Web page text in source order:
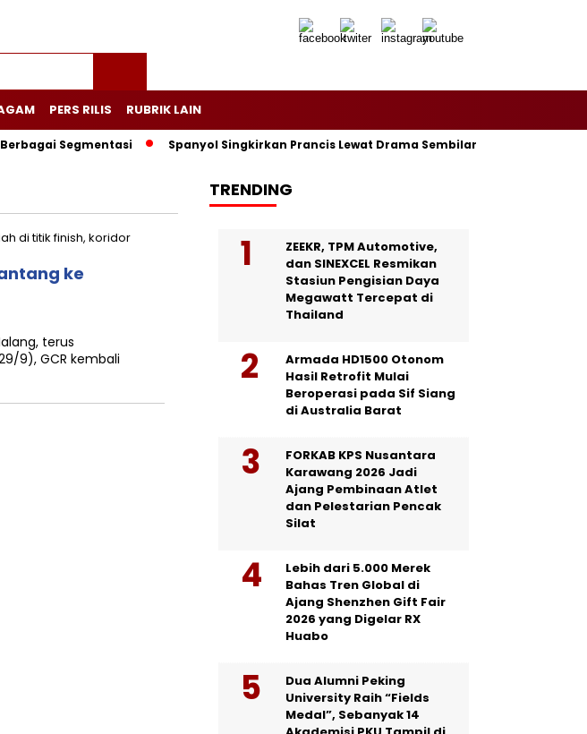
PERS RILIS RUBRIK LAIN
Segmentasi Spanyol Singkirkan Prancis Lewat Drama Sembilan Gol, Lamine
ke
terus
9), GCR kembali
TRENDING
ZEEKR, TPM Automotive,
dan SINEXCEL Resmikan
Stasiun Pengisian Daya
Megawatt Tercepat di
Thailand
Armada HD1500 Otonom
Hasil Retrofit Mulai
Beroperasi pada Sif Siang
di Australia Barat
FORKAB KPS Nusantara
Karawang 2026 Jadi
Ajang Pembinaan Atlet
dan Pelestarian Pencak
Silat
Lebih dari 5.000 Merek
Bahas Tren Global di
Ajang Shenzhen Gift Fair
2026 yang Digelar RX
Huabo
Dua Alumni Peking
University Raih “Fields
Medal”, Sebanyak 14